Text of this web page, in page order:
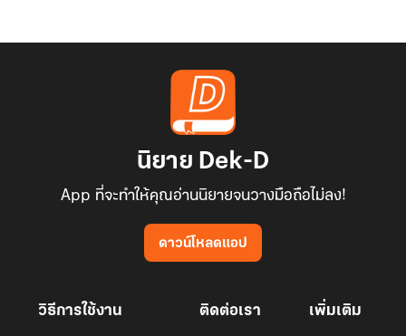
นิยาย Dek-D
App ที่จะทำให้คุณอ่านนิยายจนวางมือถือไม่ลง!
ดาวน์โหลดแอป
วิธีการใช้งาน ติดต่อเรา เพิ่มเติม